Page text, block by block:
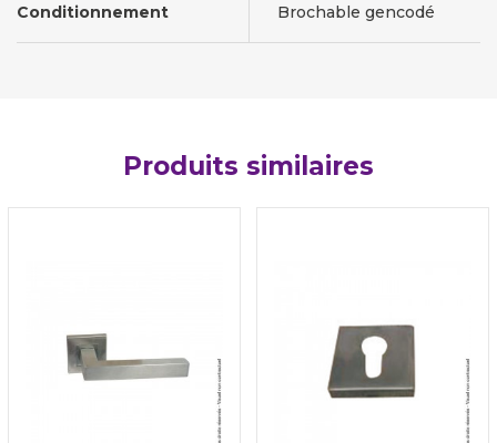
Conditionnement Brochable gencodé
Produits similaires